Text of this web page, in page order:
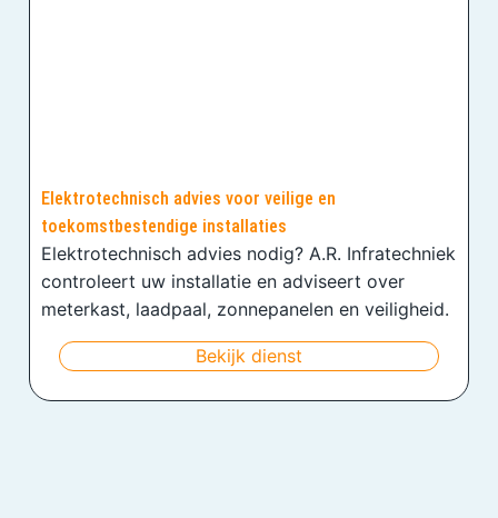
Elektrotechnisch advies voor veilige en
toekomstbestendige installaties
Elektrotechnisch advies nodig? A.R. Infratechniek
controleert uw installatie en adviseert over
meterkast, laadpaal, zonnepanelen en veiligheid.
Bekijk dienst